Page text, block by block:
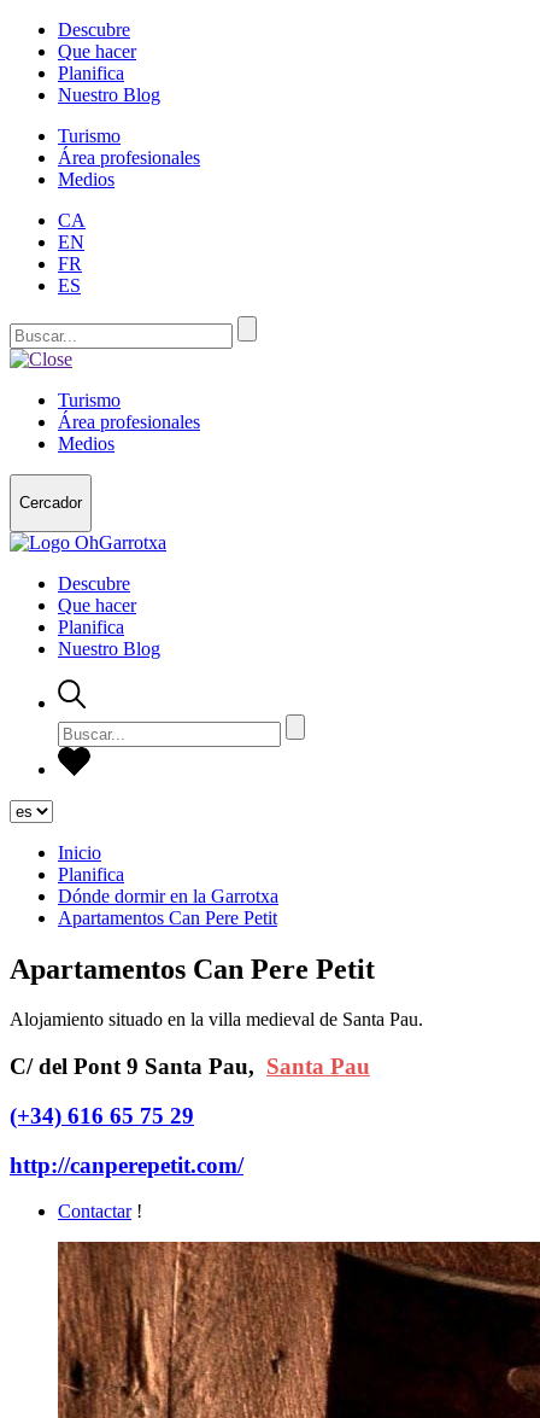
Descubre
Que hacer
Planifica
Nuestro Blog
Turismo
Área profesionales
Medios
CA
EN
FR
ES
Turismo
Área profesionales
Medios
Cercador
Descubre
Que hacer
Planifica
Nuestro Blog
Inicio
Planifica
Dónde dormir en la Garrotxa
Apartamentos Can Pere Petit
Apartamentos Can Pere Petit
Alojamiento situado en la villa medieval de Santa Pau.
C/ del Pont 9 Santa Pau, Santa Pau
(+34) 616 65 75 29
http://canperepetit.com/
Contactar !